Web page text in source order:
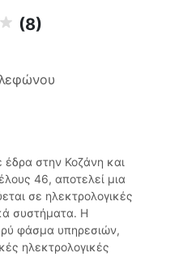
(8)
έδρα στην Κοζάνη και
46, αποτελεί μια
σε ηλεκτρολογικές
συστήματα. Η
φάσμα υπηρεσιών,
ηλεκτρολογικές